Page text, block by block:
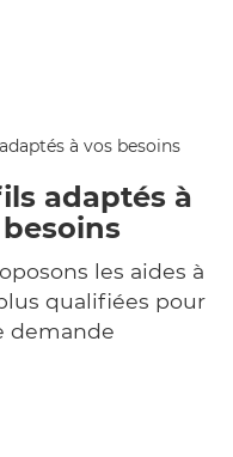
adaptés à
les aides à
qualifiées pour
demande